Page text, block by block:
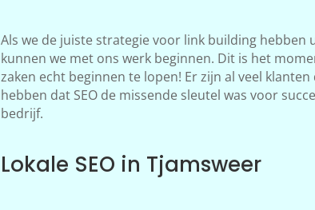
Als we de juiste strategie voor link building hebben
kunnen we met ons werk beginnen. Dit is het
zaken echt beginnen te lopen! Er zijn al veel
hebben dat SEO de missende sleutel was voor
bedrijf.
Lokale SEO in Tjamsweer